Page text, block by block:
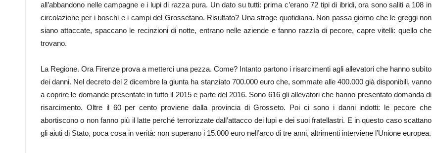
all’abbandono nelle campagne e i lupi di razza pura. Un dato su tutti: prima c’erano 72 tipi di ibridi, ora sono saliti a 108 in
circolazione per i boschi e i campi del Grossetano. Risultato? Una strage quotidiana. Non passa giorno che le greggi non
siano attaccate, spaccano le recinzioni di notte, entrano nelle aziende e fanno razzìa di pecore, capre vitelli: quello che
trovano.
La Regione. Ora Firenze prova a metterci una pezza. Come? Intanto partono i risarcimenti agli allevatori che hanno subìto
dei danni. Nel decreto del 2 dicembre la giunta ha stanziato 700.000 euro che, sommate alle 400.000 già disponibili, vanno
a coprire le domande presentate in tutto il 2015 e parte del 2016. Sono 616 gli allevatori che hanno presentato domanda di
risarcimento. Oltre il 60 per cento proviene dalla provincia di Grosseto. Poi ci sono i danni indotti: le pecore che
abortiscono o non fanno più il latte perché terrorizzate dall’attacco dei lupi e dei suoi fratellastri. E in questo caso scattano
gli aiuti di Stato, poca cosa in verità: non superano i 15.000 euro nell’arco di tre anni, altrimenti interviene l’Unione europea.